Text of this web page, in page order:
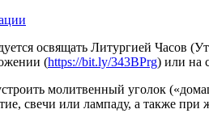
освящать Литургией Часов
(https://bit.ly/343BPrg) или на
молитвенный уголок
свечи или лампаду, а также